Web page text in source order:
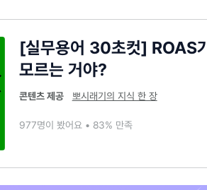
[실무용어 30초컷] ROAS
모르는 거야?
콘텐츠 제공 뽀시래기의 지식 한 장
977명이 봤어요 • 83% 만족